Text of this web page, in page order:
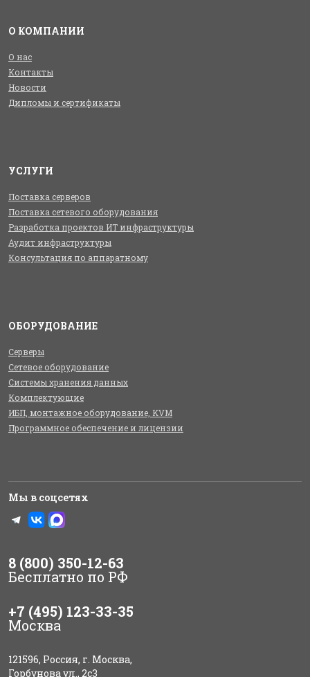
О КОМПАНИИ
О нас
Контакты
Новости
Дипломы и сертификаты
УСЛУГИ
Поставка серверов
Поставка сетевого оборудования
Разработка проектов ИТ инфраструктуры
Аудит инфраструктуры
Консультация по аппаратному
ОБОРУДОВАНИЕ
Серверы
Сетевое оборудование
Системы хранения данных
Комплектующие
ИБП, монтажное оборудование, KVM
Программное обеспечение и лицензии
Мы в соцсетях
8 (800) 350-12-63
Бесплатно по РФ
+7 (495) 123-33-35
Москва
121596, Россия, г. Москва,
Горбунова ул., 2с3